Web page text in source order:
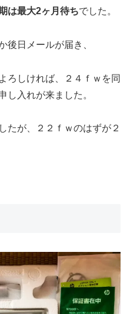
は最大2ヶ月待ちでした。
後日メールが届き、
ろしければ、２４ｆｗを同
し入れが来ました。
たが、２２ｆｗのはずが２